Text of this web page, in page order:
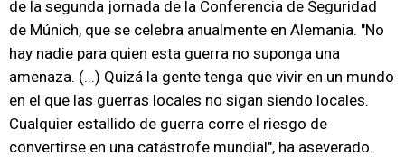
de la segunda jornada de la Conferencia de Seguridad
de Múnich, que se celebra anualmente en Alemania. "No
hay nadie para quien esta guerra no suponga una
amenaza. (...) Quizá la gente tenga que vivir en un mundo
en el que las guerras locales no sigan siendo locales.
Cualquier estallido de guerra corre el riesgo de
convertirse en una catástrofe mundial", ha aseverado.